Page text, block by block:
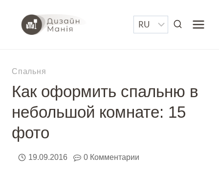
содержимому
Спальня
Как оформить спальню в
небольшой комнате: 15
фото
19.09.2016 0 Комментарии